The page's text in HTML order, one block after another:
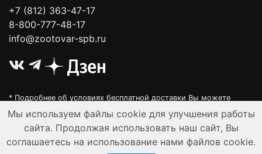
+7 (812) 363-47-17
8-800-777-48-17
info@zootovar-spb.ru
* Подробнее об условиях бесплатной доставки Вы можете
узнать на нашей
интерактивной карте
Интернет-зоомагазин "Филя". Контент на сайте предназначен для
лиц старше 16 лет. Все данные представленные на сайте
регулируются публичной офертой.
Мы используем файлы cookie для улучшения работы
сайта. Продолжая использовать наш сайт, Вы
соглашаетесь на использование нами файлов cookie.